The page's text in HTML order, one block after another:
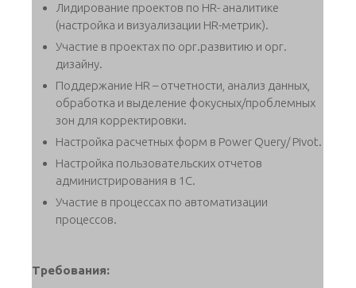
Лидирование проектов по HR- аналитике
(настройка и визуализации HR-метрик).
Участие в проектах по орг.развитию и орг.
дизайну.
Поддержание HR – отчетности, анализ данных,
обработка и выделение фокусных/проблемных
зон для корректировки.
Настройка расчетных форм в Power Query/ Pivot.
Настройка пользовательских отчетов
администрирования в 1С.
Участие в процессах по автоматизации
процессов.
Требования: